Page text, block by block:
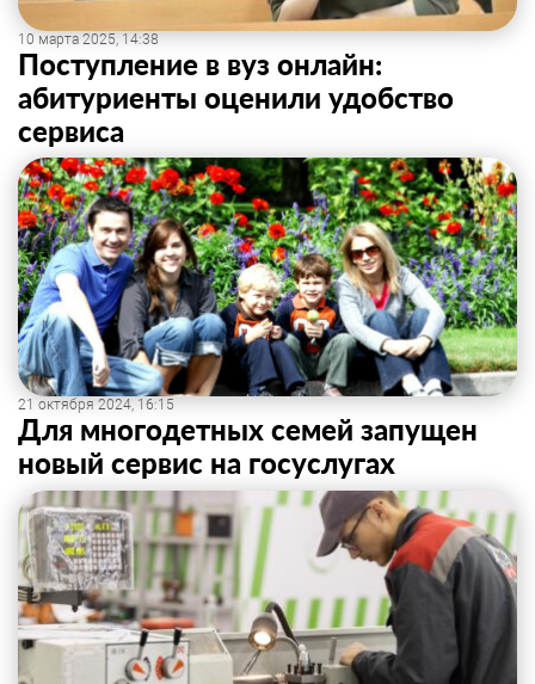
10 марта 2025, 14:38
Поступление в вуз онлайн:
абитуриенты оценили удобство
сервиса
21 октября 2024, 16:15
Для многодетных семей запущен
новый сервис на госуслугах